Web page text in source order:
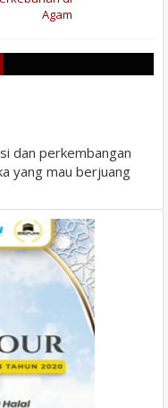
Agam
dan perkembangan
yang mau berjuang